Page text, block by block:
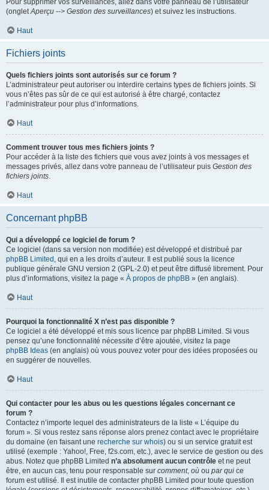
Pour supprimer vos surveillances, allez dans votre panneau de l’utilisateur
(ongletAperçu --> Gestion des surveillances) et suivez les instructions.
Haut
Fichiers joints
Quels fichiers joints sont autorisés sur ce forum ?
L’administrateur peut autoriser ou interdire certains types de fichiers joints. Si
vous n’êtes pas sûr de ce qui est autorisé à être chargé, contactez
l’administrateur pour plus d’informations.
Haut
Comment trouver tous mes fichiers joints ?
Pour accéder à la liste des fichiers que vous avez joints à vos messages et
messages privés, allez dans votre panneau de l’utilisateur puis Gestion des
fichiers joints.
Haut
Concernant phpBB
Qui a développé ce logiciel de forum ?
Ce logiciel (dans sa version non modifiée) est développé et distribué par
phpBB Limited , qui en a les droits d’auteur. Il est publié sous la licence
publique générale GNU version 2 (GPL-2.0) et peut être diffusé librement. Pour
plus d’informations, visitez la page « À propos de phpBB » (en anglais).
Haut
Pourquoi la fonctionnalité X n’est pas disponible ?
Ce logiciel a été développé et mis sous licence par phpBB Limited. Si vous
pensez qu’une fonctionnalité nécessite d’être ajoutée, visitez la page
phpBB Ideas (en anglais) où vous pouvez voter pour des idées proposées ou
en suggérer de nouvelles.
Haut
Qui contacter pour les abus ou les questions légales concernant ce
forum ?
Contactez n’importe lequel des administrateurs de la liste « L’équipe du
forum ». Si vous restez sans réponse alors prenez contact avec le propriétaire
du domaine (en faisant une recherche sur whois) ou si un service gratuit est
utilisé (exemple : Yahoo!, Free, f2s.com, etc.), avec le service de gestion ou des
abus. Notez que phpBB Limited n’a absolument aucun contrôle et ne peut
être, en aucun cas, tenu pour responsable sur comment, où ou par qui ce
forum est utilisé. Il est inutile de contacter phpBB Limited pour toute question